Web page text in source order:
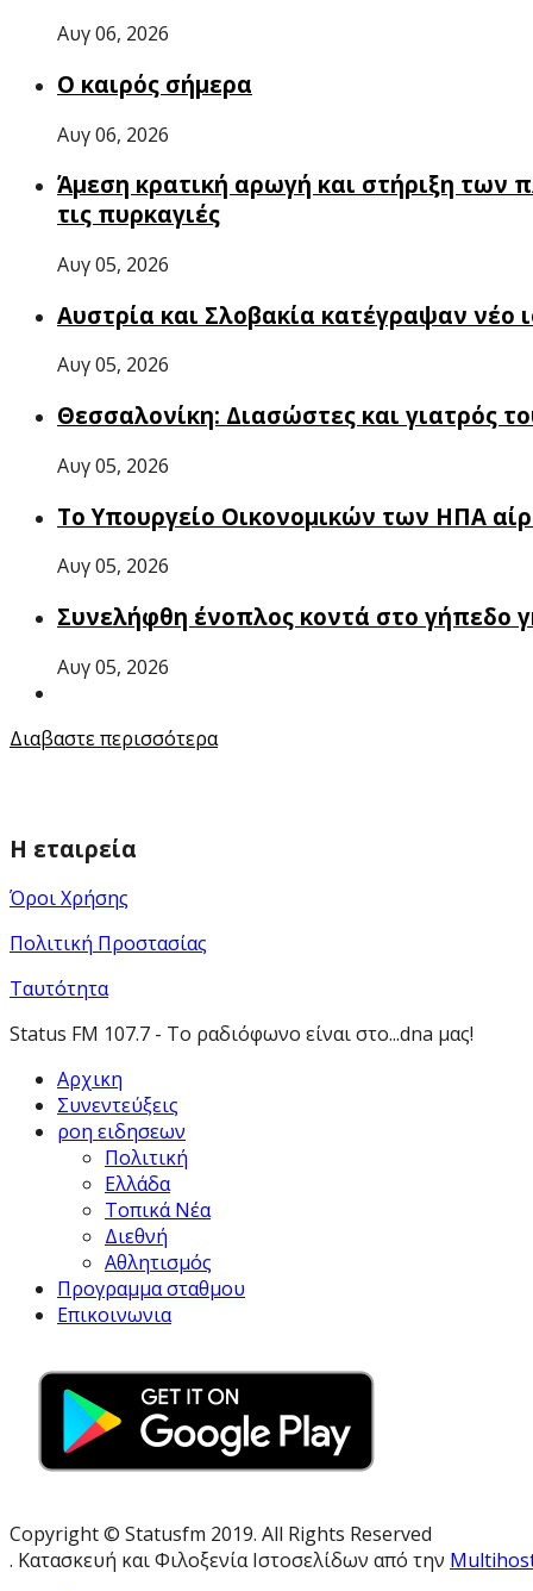
Αυγ 06, 2026
Ο καιρός σήμερα
Αυγ 06, 2026
Άμεση κρατική αρωγή και στήριξη
τις πυρκαγιές
Αυγ 05, 2026
Αυστρία και Σλοβακία κατέγραψαν νέο
Αυγ 05, 2026
Θεσσαλονίκη: Διασώστες και γιατρός
Αυγ 05, 2026
Το Υπουργείο Οικονομικών των ΗΠΑ
Αυγ 05, 2026
Συνελήφθη ένοπλος κοντά στο γήπεδο
Αυγ 05, 2026
Διαβαστε περισσότερα
Η εταιρεία
Όροι Χρήσης
Πολιτική Προστασίας
Ταυτότητα
Status FM 107.7 - Το ραδιόφωνο είναι στο...dna μας!
Αρχικη
Συνεντεύξεις
ροη ειδησεων
Πολιτική
Ελλάδα
Τοπικά Νέα
Διεθνή
Αθλητισμός
Προγραμμα σταθμου
Επικοινωνια
Copyright © Statusfm 2019. All Rights Reserved
. Κατασκευή και Φιλοξενία Ιστοσελίδων από την